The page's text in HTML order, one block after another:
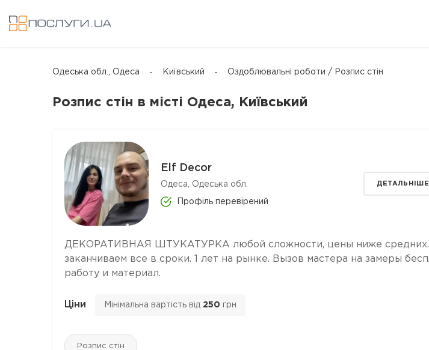
Одеська обл., Одеса Київський Оздоблювальні роботи / Розпис стін
Розпис стін в місті Одеса, Київський
Elf Decor
Одеса, Одеська обл.
Профіль перевірений
ДЕТАЛЬНІШЕ
ДЕКОРАТИВНАЯ ШТУКАТУРКА любой сложности, цены ниже средних.
заканчиваем все в сроки. 1 лет на рынке. Вызов мастера на замеры
работу и материал.
Ціни Мінімальна вартість від 250 грн
Розпис стін